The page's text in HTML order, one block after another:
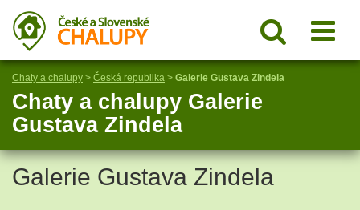
Chaty a chalupy > Česká republika > Galerie Gustava Zindela
Chaty a chalupy Galerie
Gustava Zindela
Galerie Gustava Zindela